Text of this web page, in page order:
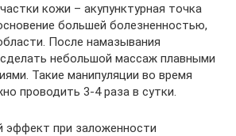
кожи – акупунктурная точка
большей болезненностью,
После намазывания
небольшой массаж плавными
Такие манипуляции во время
проводить 3-4 раза в сутки.
эффект при заложенности